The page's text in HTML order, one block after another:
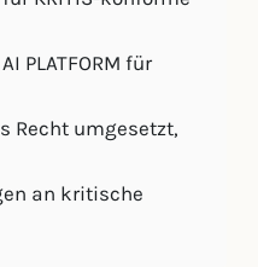
PLATFORM für
Recht umgesetzt,
an kritische